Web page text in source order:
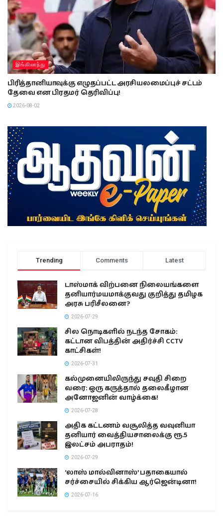
இங்கிலாந்து
பிரித்தானியாவுக்கு எழுதப்பட்ட அரசியலமைப்புச் சட்டம்
தேவை என பிரதமர் தெரிவிப்பு!
2026-08-02
Trending Comments Latest
டாஸ்மாக் விற்பனை நிலையங்களை
தனியார்மயமாக்குவது குறித்து தமிழக
அரசு பரிசீலனை?
2026-07-29
சில நொடிகளில் நடந்த சோகம்:
கட்டான விபத்தின் அதிர்ச்சி CCTV
காட்சிகள்!
2026-07-31
கல்முனையிலிருந்து சவுதி சிறை
வரை: ஒரு கருத்தால் தலைகீழான
அனோஜனின் வாழ்க்கை!
2026-07-28
அதிக கட்டணம் வசூலித்த வவுனியா
தனியார் வைத்தியசாலைக்கு ரூ.5
இலட்சம் அபராதம்!
2026-07-29
‘லாஸ் மால்வினாஸ்’ பதாகையால்
சர்ச்சையில் சிக்கிய ஆர்ஜென்டினா!
2026-07-16